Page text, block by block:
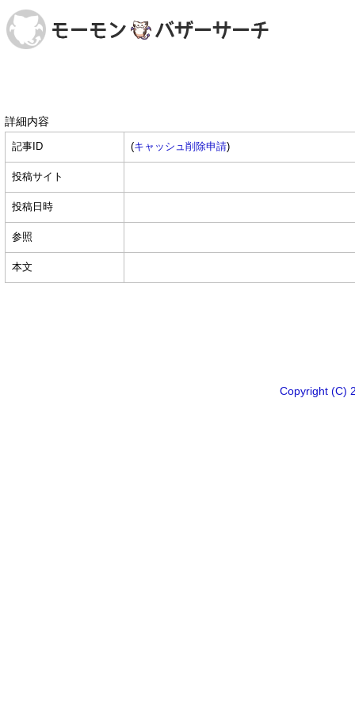
詳細内容
記事ID (キャッシュ削除申請)
投稿サイト
投稿日時
参照
本文
Copyright (C)